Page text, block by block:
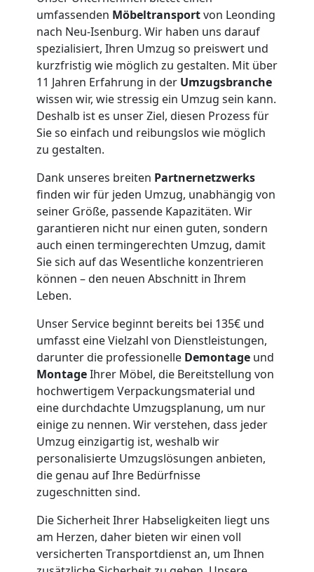
umfassenden Möbeltransportvon Leonding
nach Neu-Isenburg. Wir haben uns darauf
spezialisiert, Ihren Umzug so preiswert und
kurzfristig wie möglich zu gestalten. Mit über
11 Jahren Erfahrung in der Umzugsbranche
wissen wir, wie stressig ein Umzug sein kann.
Deshalb ist es unser Ziel, diesen Prozess für
Sie so einfach und reibungslos wie möglich
zu gestalten.
Dank unseres breiten Partnernetzwerks
finden wir für jeden Umzug, unabhängig von
seiner Größe, passende Kapazitäten. Wir
garantieren nicht nur einen guten, sondern
auch einen termingerechten Umzug, damit
Sie sich auf das Wesentliche konzentrieren
können – den neuen Abschnitt in Ihrem
Leben.
Unser Service beginnt bereits bei 135€ und
umfasst eine Vielzahl von Dienstleistungen,
darunter die professionelle Demontage und
MontageIhrer Möbel, die Bereitstellung von
hochwertigem Verpackungsmaterial und
eine durchdachte Umzugsplanung, um nur
einige zu nennen. Wir verstehen, dass jeder
Umzug einzigartig ist, weshalb wir
personalisierte Umzugslösungen anbieten,
die genau auf Ihre Bedürfnisse
zugeschnitten sind.
Die Sicherheit Ihrer Habseligkeiten liegt uns
am Herzen, daher bieten wir einen voll
versicherten Transportdienst an, um Ihnen
Umzugshelfer
Leonding
Möbeltaxi
Leonding
Kleintransport
Leonding
Möbelmontage
Leonding